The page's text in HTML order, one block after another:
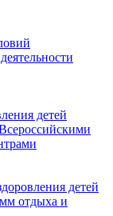
детей
детей
отдыха и